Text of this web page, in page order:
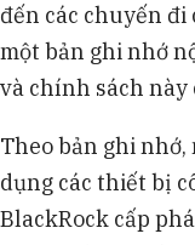
đến các chuyến
một bản ghi nhớ
và chính sách này
Theo bản ghi
dụng các thiết bị
BlackRock cấp